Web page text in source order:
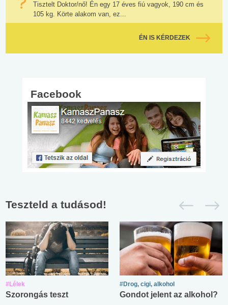
Tisztelt Doktor/nő! Én egy 17 éves fiú vagyok, 190 cm és
105 kg. Körte alakom van, ez...
ÉN IS KÉRDEZEK
Facebook
Teszteld a tudásod!
#Lélek
Szorongás teszt
#Drog, cigi, alkohol
Gondot jelent az alkohol?